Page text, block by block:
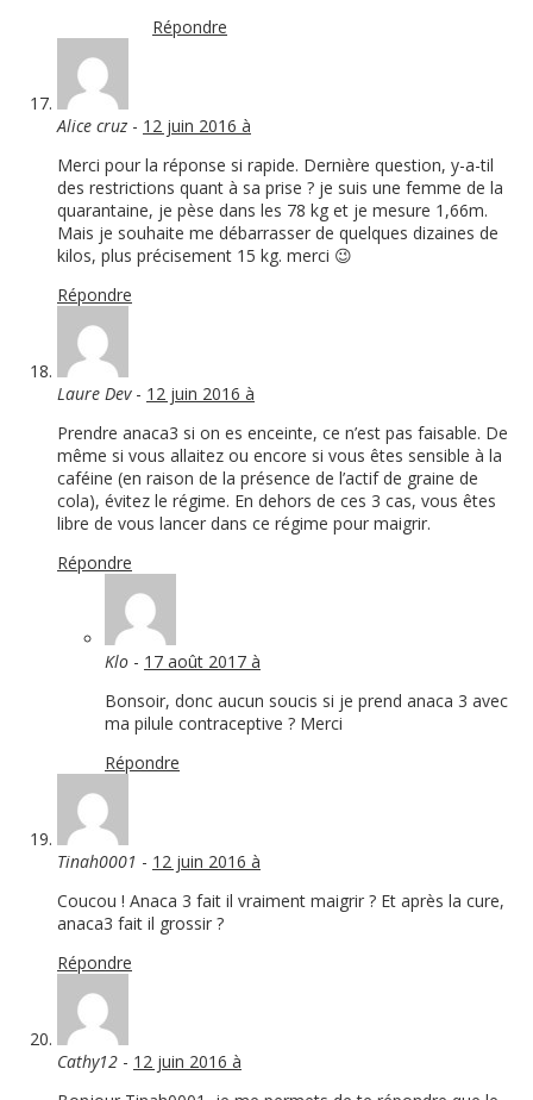
Répondre
Alice cruz - 12 juin 2016 à
Merci pour la réponse si rapide. Dernière question, y-a-til
des restrictions quant à sa prise ? je suis une femme de la
quarantaine, je pèse dans les 78 kg et je mesure 1,66m.
Mais je souhaite me débarrasser de quelques dizaines de
kilos, plus précisement 15 kg. merci 😉
Répondre
Laure Dev- 12 juin 2016 à
Prendre anaca3 si on es enceinte, ce n’est pas faisable. De
même si vous allaitez ou encore si vous êtes sensible à la
caféine (en raison de la présence de l’actif de graine de
cola), évitez le régime. En dehors de ces 3 cas, vous êtes
libre de vous lancer dans ce régime pour maigrir.
Répondre
Klo - 17 août 2017 à
Bonsoir, donc aucun soucis si je prend anaca 3 avec
ma pilule contraceptive ? Merci
Répondre
Tinah0001 - 12 juin 2016 à
Coucou ! Anaca 3 fait il vraiment maigrir ? Et après la cure,
anaca3 fait il grossir ?
Répondre
Cathy12 - 12 juin 2016 à